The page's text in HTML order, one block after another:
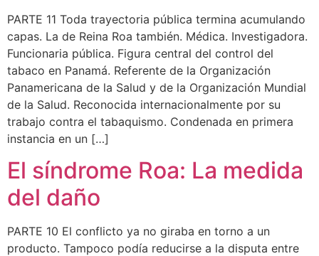
PARTE 11 Toda trayectoria pública termina acumulando
capas. La de Reina Roa también. Médica. Investigadora.
Funcionaria pública. Figura central del control del
tabaco en Panamá. Referente de la Organización
Panamericana de la Salud y de la Organización Mundial
de la Salud. Reconocida internacionalmente por su
trabajo contra el tabaquismo. Condenada en primera
instancia en un […]
El síndrome Roa: La medida
del daño
PARTE 10 El conflicto ya no giraba en torno a un
producto. Tampoco podía reducirse a la disputa entre